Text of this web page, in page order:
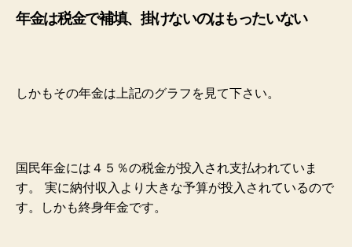
年金は税金で補填、掛けないのはもったいない
しかもその年金は上記のグラフを見て下さい。
国民年金には４５％の税金が投入され支払われていま
す。
実に納付収入より大きな予算が投入されているので
す。しかも終身年金です。